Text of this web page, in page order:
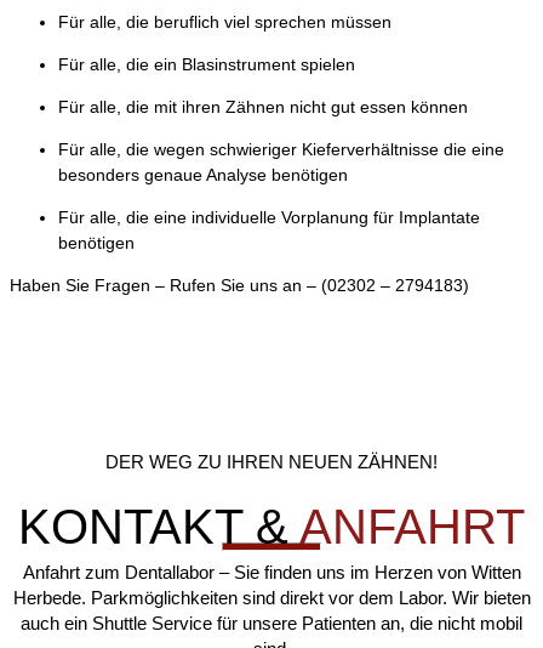
Für alle, die beruflich viel sprechen müssen
Für alle, die ein Blasinstrument spielen
Für alle, die mit ihren Zähnen nicht gut essen können
Für alle, die wegen schwieriger Kieferverhältnisse die eine
besonders genaue Analyse benötigen
Für alle, die eine individuelle Vorplanung für Implantate
benötigen
Haben Sie Fragen – Rufen Sie uns an – (02302 – 2794183)
DER WEG ZU IHREN NEUEN ZÄHNEN!
KONTAKT & ANFAHRT
Anfahrt zum Dentallabor – Sie finden uns im Herzen von Witten
Herbede. Parkmöglichkeiten sind direkt vor dem Labor. Wir bieten
auch ein Shuttle Service für unsere Patienten an, die nicht mobil